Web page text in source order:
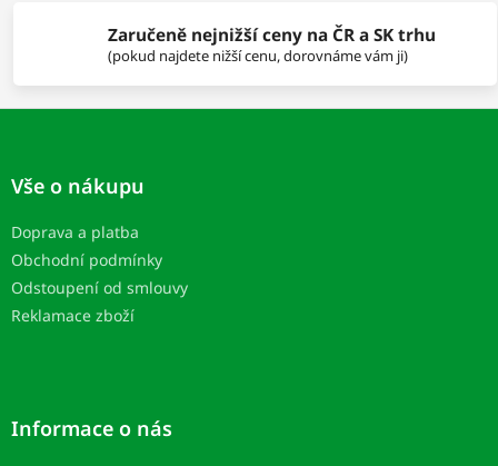
i
s
u
Zaručeně nejnižší ceny na ČR a SK trhu
(pokud najdete nižší cenu, dorovnáme vám ji)
Z
Vše o nákupu
Doprava a platba
Obchodní podmínky
Odstoupení od smlouvy
Reklamace zboží
Informace o nás